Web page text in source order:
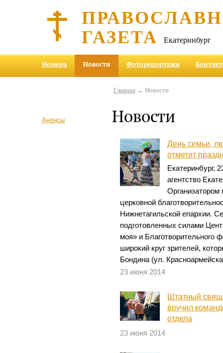
ГАЗЕТА Екатеринбург
Номера Новости Фоторепортажи
Анонсы
Главная→ Новости
Новости
День семьи,
отметит
Екатеринбург,
агентство
Организатором
церковной
Нижнетагильской епархии.
подготовленных силами
моя» и Благотворительного
широкий круг зрителей,
Бондина (ул.
23 июня 2014
Штатный
вручил
отдела
23 июня 2014